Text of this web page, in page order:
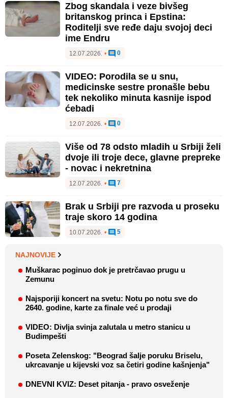
Zbog skandala i veze bivšeg
britanskog princa i Epstina:
Roditelji sve ređe daju svojoj deci
ime Endru
12.07.2026. • 0
VIDEO: Porodila se u snu,
medicinske sestre pronašle bebu
tek nekoliko minuta kasnije ispod
ćebadi
12.07.2026. • 0
Više od 78 odsto mladih u Srbiji želi
dvoje ili troje dece, glavne prepreke
- novac i nekretnina
12.07.2026. • 7
Brak u Srbiji pre razvoda u proseku
traje skoro 14 godina
10.07.2026. • 5
NAJNOVIJE
Muškarac poginuo dok je pretrčavao prugu u
Zemunu
Najsporiji koncert na svetu: Notu po notu sve do
2640. godine, karte za finale već u prodaji
VIDEO: Divlja svinja zalutala u metro stanicu u
Budimpešti
Poseta Zelenskog: "Beograd šalje poruku Briselu,
ukrcavanje u kijevski voz sa četiri godine kašnjenja"
DNEVNI KVIZ: Deset pitanja - pravo osveženje